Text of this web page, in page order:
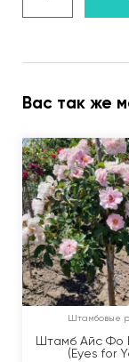
Вас так же
Штамбовые
Штамб Айс Фо
(Eyes for